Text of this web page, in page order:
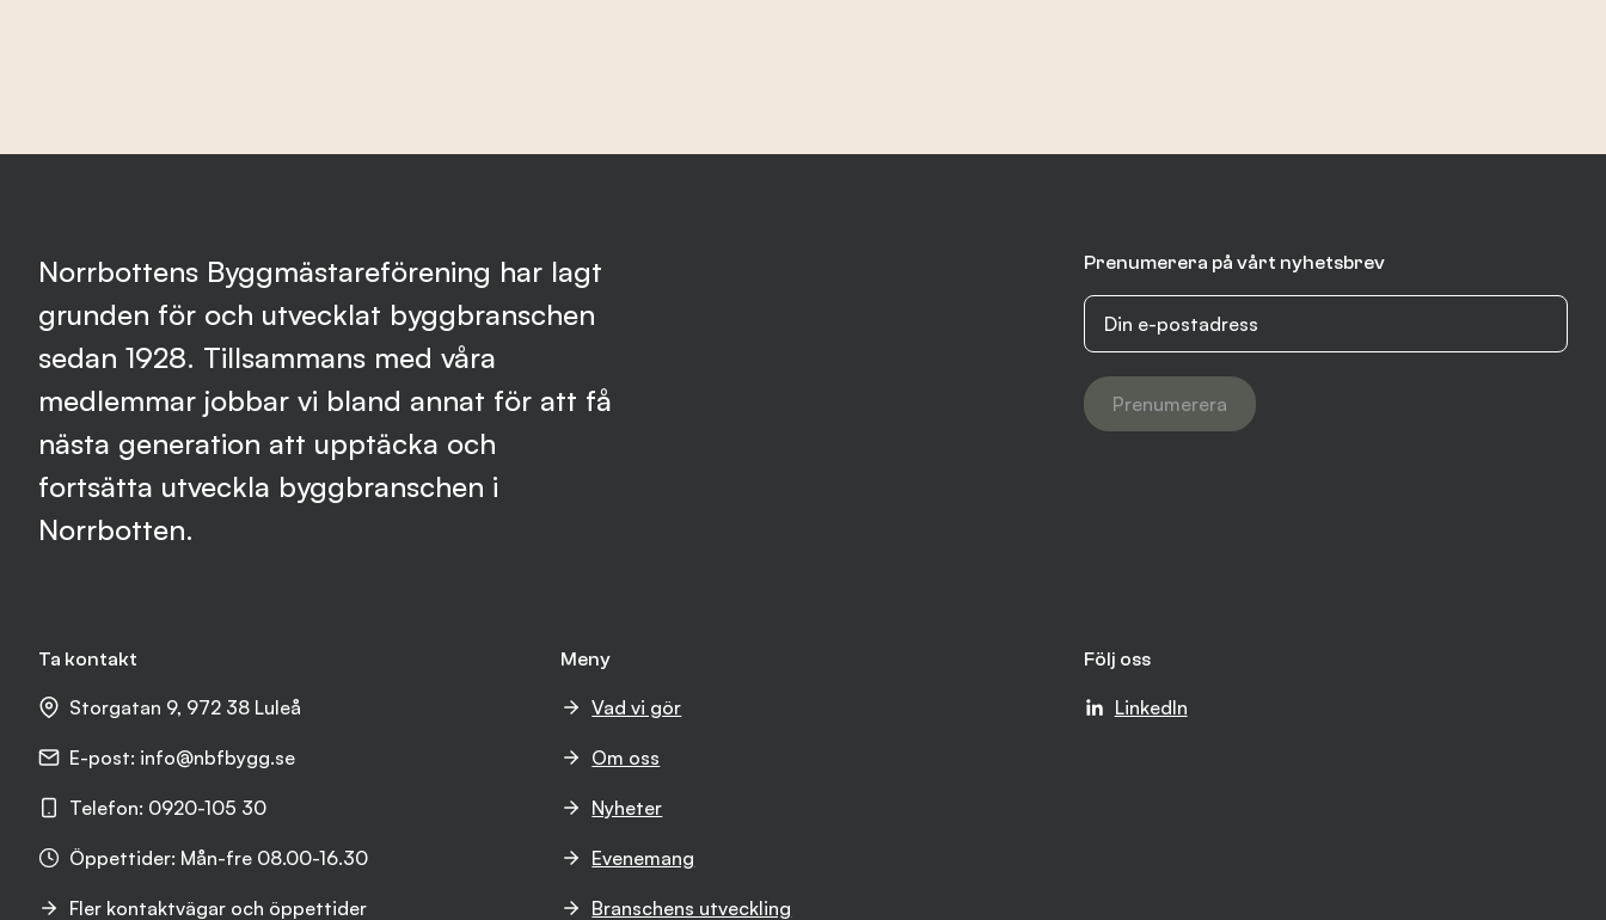
Norrbottens Byggmästareförening har lagt
grunden för och utvecklat byggbranschen
sedan 1928. Tillsammans med våra
medlemmar jobbar vi bland annat för att få
nästa generation att upptäcka och
fortsätta utveckla byggbranschen i
Norrbotten.
Prenumerera på vårt nyhetsbrev
Prenumerera
Ta kontakt
Storgatan 9, 972 38 Luleå
E-post: info@nbfbygg.se
Telefon: 0920-105 30
Öppettider: Mån-fre 08.00-16.30
Fler kontaktvägar och öppettider
Meny
Vad vi gör
Om oss
Nyheter
Evenemang
Branschens utveckling
Följ oss
LinkedIn